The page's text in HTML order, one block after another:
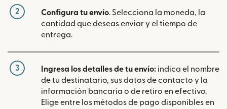
2 Configura tu envío. Selecciona la moneda, la
cantidad que deseas enviar y el tiempo de
entrega.
3 Ingresa los detalles de tu envío: indica el nombre
de tu destinatario, sus datos de contacto y la
información bancaria o de retiro en efectivo.
Elige entre los métodos de pago disponibles en